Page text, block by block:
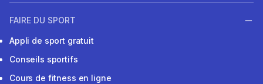
FAIRE DU SPORT
Appli de sport gratuit
Conseils sportifs
Cours de fitness en ligne